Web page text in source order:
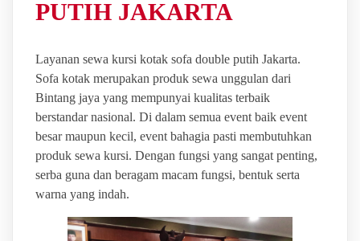
PUTIH JAKARTA
Layanan sewa kursi kotak sofa double putih Jakarta.
Sofa kotak merupakan produk sewa unggulan dari
Bintang jaya yang mempunyai kualitas terbaik
berstandar nasional. Di dalam semua event baik event
besar maupun kecil, event bahagia pasti membutuhkan
produk sewa kursi. Dengan fungsi yang sangat penting,
serba guna dan beragam macam fungsi, bentuk serta
warna yang indah.